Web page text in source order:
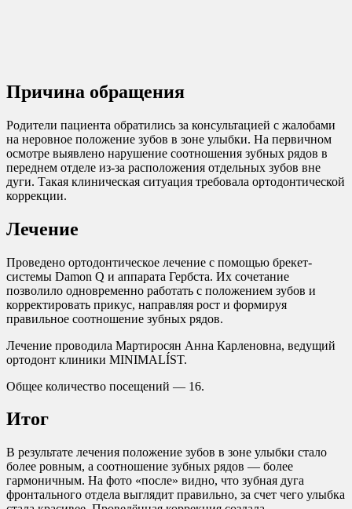
Причина обращения
Родители пациента обратились за консультацией с жалобами
на неровное положение зубов в зоне улыбки. На первичном
осмотре выявлено нарушение соотношения зубных рядов в
переднем отделе из-за расположения отдельных зубов вне
дуги. Такая клиническая ситуация требовала ортодонтической
коррекции.
Лечение
Проведено ортодонтическое лечение с помощью брекет-
системы Damon Q и аппарата Гербста. Их сочетание
позволило одновременно работать с положением зубов и
корректировать прикус, направляя рост и формируя
правильное соотношение зубных рядов.
Лечение проводила Мартиросян Анна Карленовна, ведущий
ортодонт клиники MINIMALÍST.
Общее количество посещений — 16.
Итог
В результате лечения положение зубов в зоне улыбки стало
более ровным, а соотношение зубных рядов — более
гармоничным. На фото «после» видно, что зубная дуга
фронтального отдела выглядит правильно, за счет чего улыбка